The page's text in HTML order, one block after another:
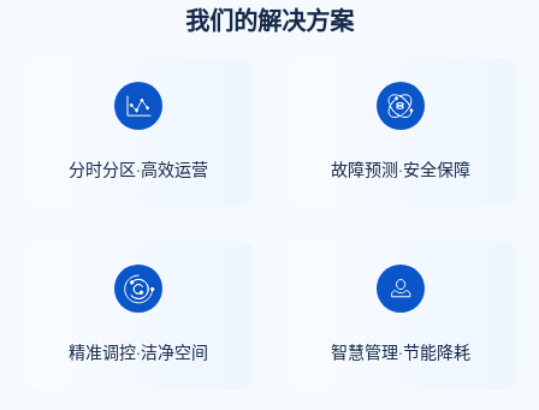
我们的解决方案
分时分区·高效运营 故障预测·安全保障
精准调控·洁净空间 智慧管理·节能降耗